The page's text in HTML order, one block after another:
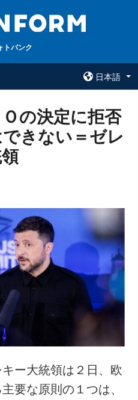
トバンク
日本語
ウクルインフォ
ルム
購読
フォトバンク
の決定に拒否
きない＝ゼレ
ー大統領は２日、欧
要な原則の１つは、